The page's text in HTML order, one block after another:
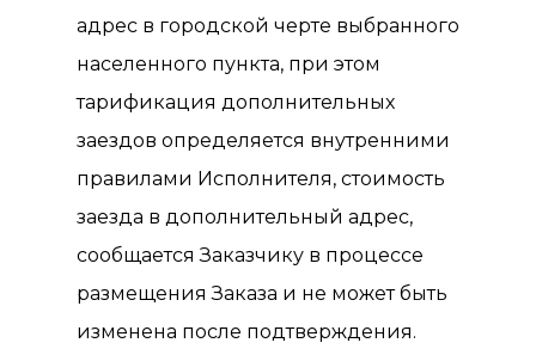
адрес в городской черте выбранного
населенного пункта, при этом
тарификация дополнительных
заездов определяется внутренними
правилами Исполнителя, стоимость
заезда в дополнительный адрес,
сообщается Заказчику в процессе
размещения Заказа и не может быть
изменена после подтверждения.